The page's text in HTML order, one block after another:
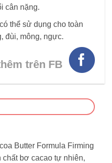
cân nặng.
thể sử dụng cho toàn
đùi, mông, ngực.
trên FB
Butter Formula Firming
bơ cacao tự nhiên,